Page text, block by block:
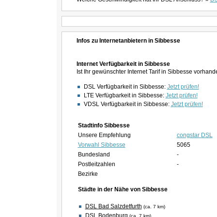
Infos zu Internetanbietern in Sibbesse
Internet Verfügbarkeit in Sibbesse
Ist Ihr gewünschter Internet Tarif in Sibbesse
DSL Verfügbarkeit in Sibbesse: Jetzt prüfen!
LTE Verfügbarkeit in Sibbesse: Jetzt prüfen!
VDSL Verfügbarkeit in Sibbesse: Jetzt prüfen!
Stadtinfo Sibbesse
Unsere Empfehlung
congstar DSL
Vorwahl Sibbesse
5065
Bundesland
-
Postleitzahlen
-
Bezirke
Städte in der Nähe von Sibbesse
DSL Bad Salzdetfurth (ca. 7 km)
DSL Bodenburg (ca. 7 km)